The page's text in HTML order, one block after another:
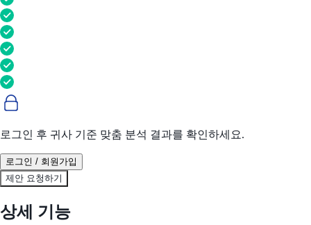
로그인 후 귀사 기준 맞춤 분석 결과를 확인하세요.
로그인 / 회원가입
제안 요청하기
상세 기능